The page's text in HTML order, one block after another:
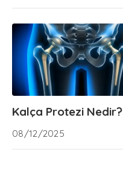
Kalça Protezi Nedir?
08/12/2025